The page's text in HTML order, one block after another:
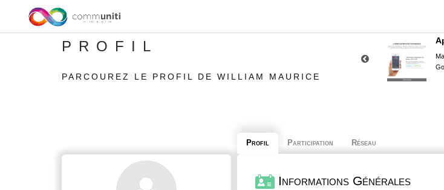
PROFIL
PARCOUREZ LE PROFIL DE WILLIAM MAURICE
Profil Participation Réseau
Informations Générales